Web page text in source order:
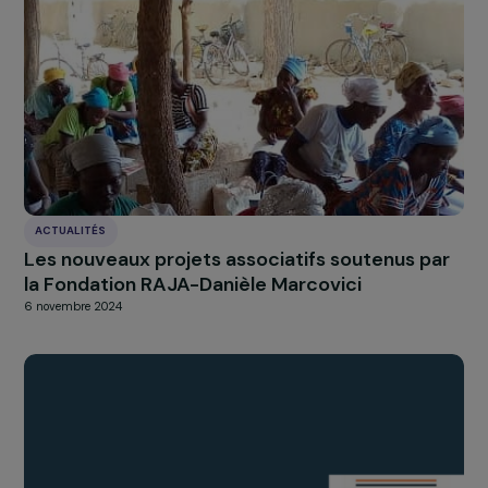
s’adresser à tout le monde. Cela a permis aux jeunes
femmes de prendre conscience que la douleur
pas normale. Cette déconstruction est très
et doit se faire par les réseaux sociaux, comme elle
faire dans les écoles, les collèges, les lycées et les
entreprises. Finalement, il faut agir partout où les
se trouventet toucher ce sujet du doigt, parce que ça
reste quelque chose de mystérieux et lointain. Les
femmes se demandent toujours si elles sont « assez
pour alerter. Il y a une forme
d’autocensure . C’est donc par ça qu’il faut
par la libération de la parole des générations à venir
qu’ils.elles développent les bons réflexes par rapport à
Il est nécessaire d’ouvrir et de maintenir des